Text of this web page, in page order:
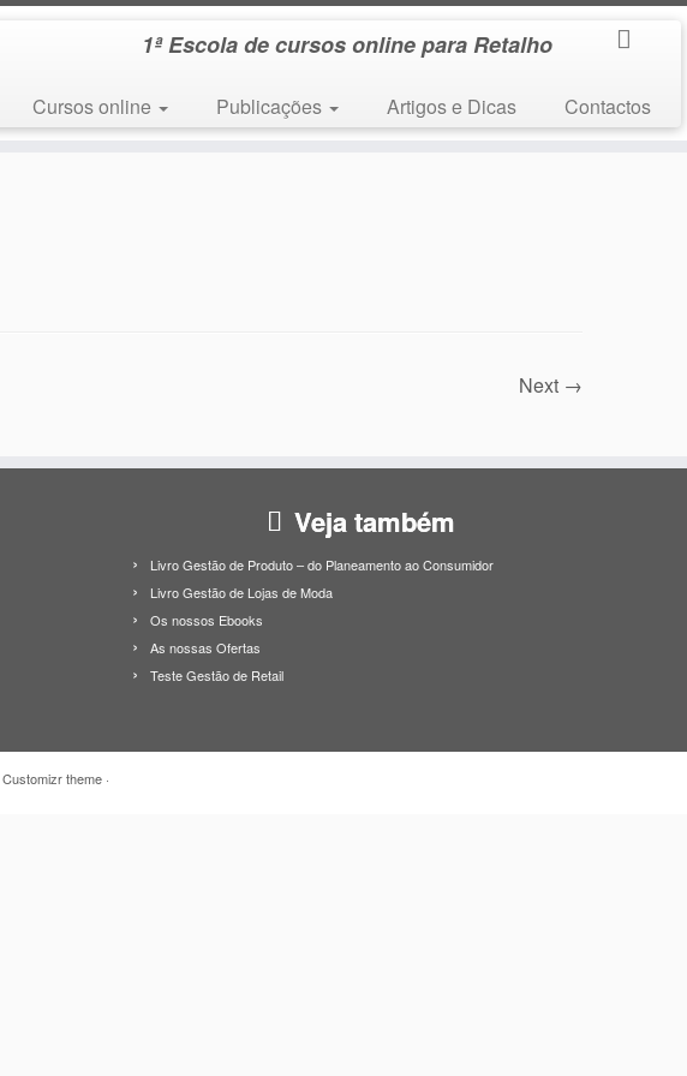
1ª Escola de cursos online para Retalho
Cursos online Publicações Artigos e Dicas Contactos
Next →
Veja também
Livro Gestão de Produto – do Planeamento ao Consumidor
Livro Gestão de Lojas de Moda
Os nossos Ebooks
As nossas Ofertas
Teste Gestão de Retail
Customizr theme·